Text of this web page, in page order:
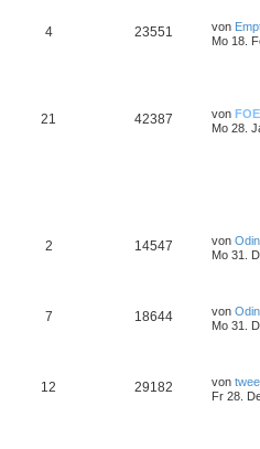
4 23551 von
Mo 18.
21 42387 von FOE
Mo 28.
2 14547 von Odin
Mo 31.
7 18644 von Odin
Mo 31.
12 29182 von
Fr 28.